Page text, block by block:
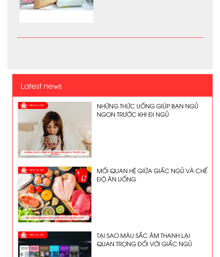
Latest news
NHỮNG THỨC UỐNG GIÚP BẠN NGỦ
NGON TRƯỚC KHI ĐI NGỦ
MỐI QUAN HỆ GIỮA GIẤC NGỦ VÀ CHẾ
ĐỘ ĂN UỐNG
TẠI SAO MÀU SẮC ÂM THANH LẠI
QUAN TRỌNG ĐỐI VỚI GIẤC NGỦ